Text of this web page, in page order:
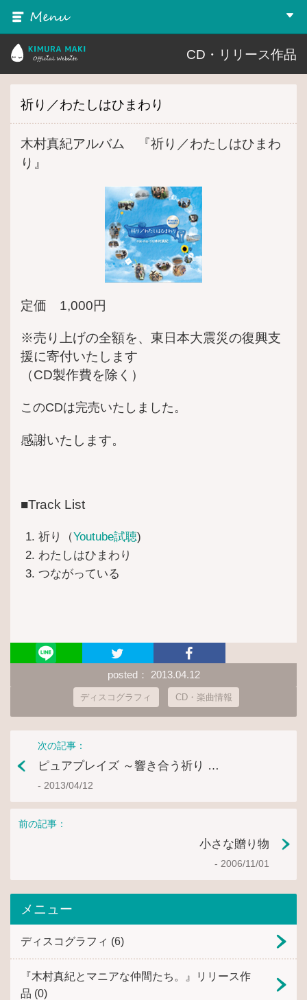
木村真紀 Official Website
CD・リリース作品
祈り／わたしはひまわり
木村真紀アルバム 『祈り／わたしはひまわ
り』
定価 1,000円
※売り上げの全額を、東日本大震災の復興支
援に寄付いたします
（CD製作費を除く）
このCDは完売いたしました。
感謝いたします。
■Track List
祈り（Youtube試聴)
わたしはひまわり
つながっている
posted： 2013.04.12
ディスコグラフィ CD・楽曲情報
次の記事：
ピュアプレイズ ～響き合う祈り …
- 2013/04/12
前の記事：
小さな贈り物
- 2006/11/01
メニュー
ディスコグラフィ (6)
『木村真紀とマニアな仲間たち。』リリース作
品 (0)